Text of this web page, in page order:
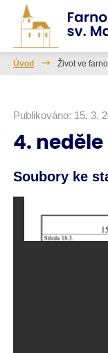
Úvod Život ve
Publikováno: 15. 3.
4.
Soubory ke